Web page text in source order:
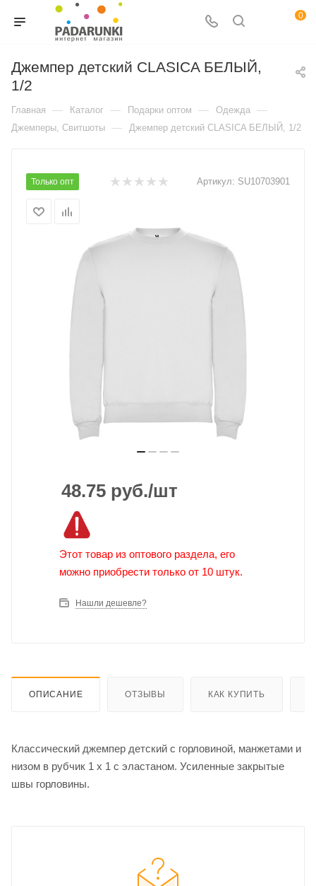
0
Джемпер детский CLASICA БЕЛЫЙ,
1/2
Главная — Каталог — Подарки оптом — Одежда —
Джемперы, Свитшоты — Джемпер детский CLASICA БЕЛЫЙ, 1/2
Только опт Артикул: SU10703901
48.75 руб./шт
Этот товар из оптового раздела, его
можно приобрести только от 10 штук.
Нашли дешевле?
ОПИСАНИЕ ОТЗЫВЫ КАК КУПИТЬ
Классический джемпер детский с горловиной, манжетами и
низом в рубчик 1 x 1 с эластаном. Усиленные закрытые
швы горловины.